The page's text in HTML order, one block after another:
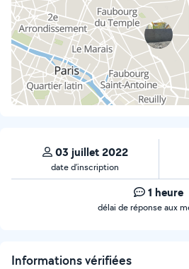
03 juillet 2022
date d’inscription
1 heure
délai de réponse aux
Informations vérifiées